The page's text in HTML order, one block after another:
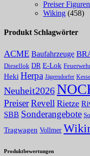
Preiser Figuren
Wiking (458)
Produkt Schlagwörter
ACME Baufahrzeuge
Diesellok DR E-Lok
Heki Herpa Jägerndorfer
Neuheit2026
PreiserRevell Rietze
SBB Sonderangebote
Tragwagen Vollmer
Produktbewertungen